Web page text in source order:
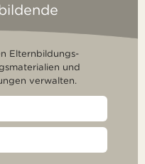
Elternbildungs-
und
verwalten.